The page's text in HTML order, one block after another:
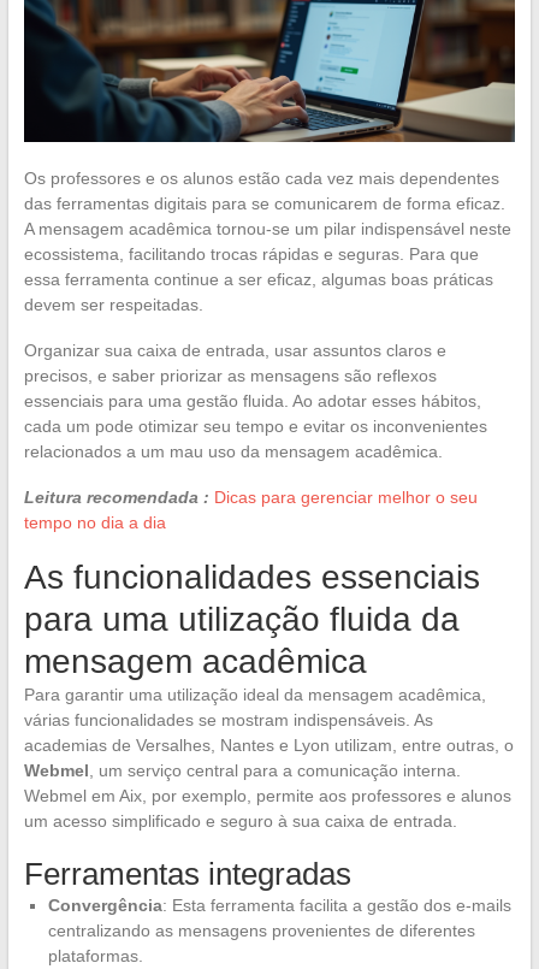
Os professores e os alunos estão cada vez mais dependentes
das ferramentas digitais para se comunicarem de forma eficaz.
A mensagem acadêmica tornou-se um pilar indispensável neste
ecossistema, facilitando trocas rápidas e seguras. Para que
essa ferramenta continue a ser eficaz, algumas boas práticas
devem ser respeitadas.
Organizar sua caixa de entrada, usar assuntos claros e
precisos, e saber priorizar as mensagens são reflexos
essenciais para uma gestão fluida. Ao adotar esses hábitos,
cada um pode otimizar seu tempo e evitar os inconvenientes
relacionados a um mau uso da mensagem acadêmica.
Leitura recomendada : Dicas para gerenciar melhor o seu
tempo no dia a dia
As funcionalidades essenciais
para uma utilização fluida da
mensagem acadêmica
Para garantir uma utilização ideal da mensagem acadêmica,
várias funcionalidades se mostram indispensáveis. As
academias de Versalhes, Nantes e Lyon utilizam, entre outras, o
Webmel , um serviço central para a comunicação interna.
Webmel em Aix, por exemplo, permite aos professores e alunos
um acesso simplificado e seguro à sua caixa de entrada.
Ferramentas integradas
Convergência: Esta ferramenta facilita a gestão dos e-mails
centralizando as mensagens provenientes de diferentes
plataformas.